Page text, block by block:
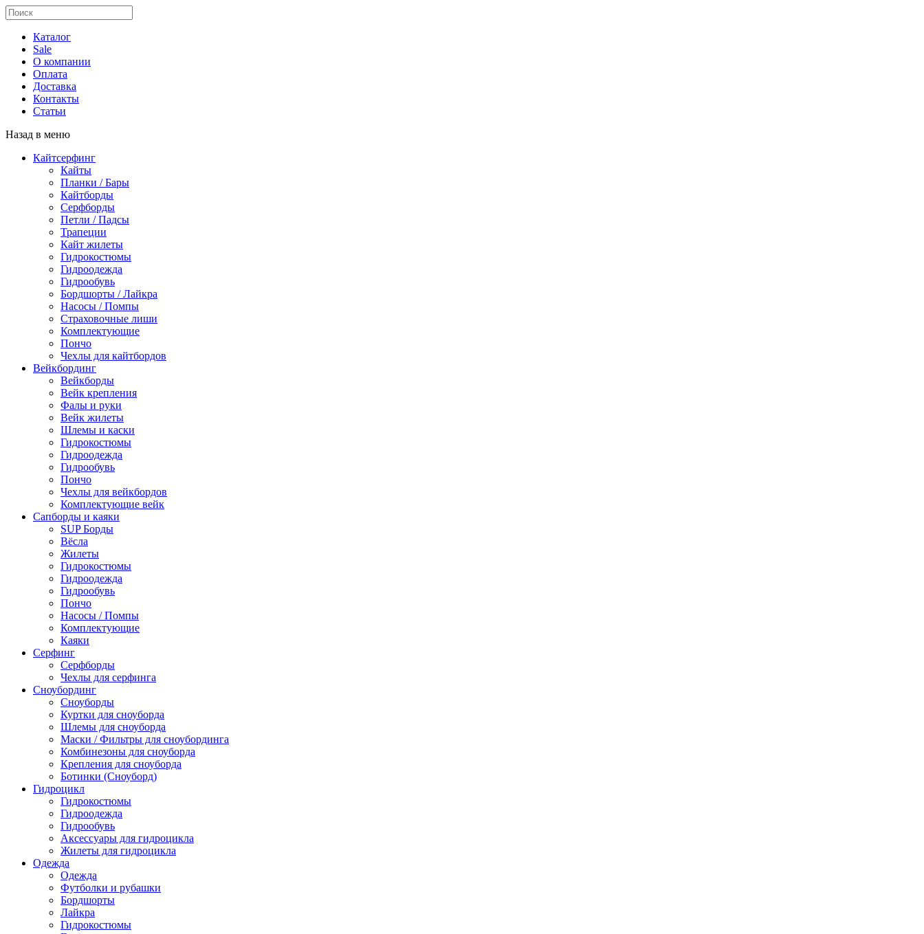
Каталог
Sale
О компании
Оплата
Доставка
Контакты
Статьи
Назад в меню
Кайтсерфинг
Кайты
Планки / Бары
Кайтборды
Серфборды
Петли / Падсы
Трапеции
Кайт жилеты
Гидрокостюмы
Гидроодежда
Гидрообувь
Бордшорты / Лайкра
Насосы / Помпы
Страховочные лиши
Комплектующие
Пончо
Чехлы для кайтбордов
Вейкбординг
Вейкборды
Вейк крепления
Фалы и руки
Вейк жилеты
Шлемы и каски
Гидрокостюмы
Гидроодежда
Гидрообувь
Пончо
Чехлы для вейкбордов
Комплектующие вейк
Сапборды и каяки
SUP Борды
Вёсла
Жилеты
Гидрокостюмы
Гидроодежда
Гидрообувь
Пончо
Насосы / Помпы
Комплектующие
Каяки
Серфинг
Серфборды
Чехлы для серфинга
Сноубординг
Сноуборды
Куртки для сноуборда
Шлемы для сноуборда
Маски / Фильтры для сноубординга
Комбинезоны для сноуборда
Крепления для сноуборда
Ботинки (Сноуборд)
Гидроцикл
Гидрокостюмы
Гидроодежда
Гидрообувь
Аксессуары для гидроцикла
Жилеты для гидроцикла
Одежда
Одежда
Футболки и рубашки
Бордшорты
Лайкра
Гидрокостюмы